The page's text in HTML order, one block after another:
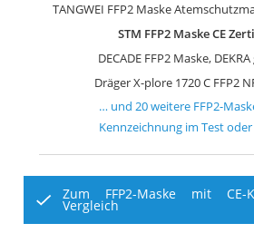
TANGWEI FFP2 Maske
STM FFP2 Maske CE
DECADE FFP2 Maske,
Dräger X-plore 1720 C FFP2
… und20weitere FFP2-
Kennzeichnung im Test
Zum FFP2-Maske mit CE-
Vergleich